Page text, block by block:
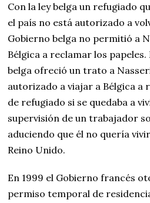
Con la ley belga un refugiado
el país no está autorizado a
Gobierno belga no permitió a
Bélgica a reclamar los papeles.
belga ofreció un trato a
autorizado a viajar a Bélgica a
de refugiado si se quedaba a
supervisión de un trabajador
aduciendo que él no quería
Reino Unido.
En 1999 el Gobierno francés
permiso temporal de